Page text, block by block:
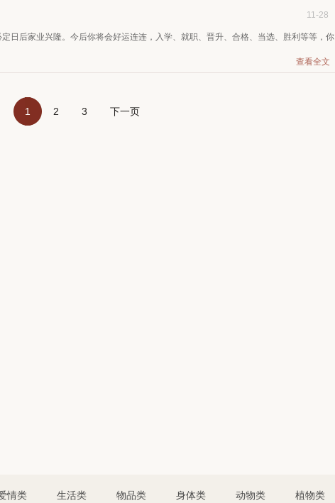
11-28
日后家业兴隆。今后你将会好运连连，入学、就职、晋升、合格、当选、胜利等等，你
查看全文
1 2 3 下一页
情类 生活类 物品类 身体类 动物类 植物类